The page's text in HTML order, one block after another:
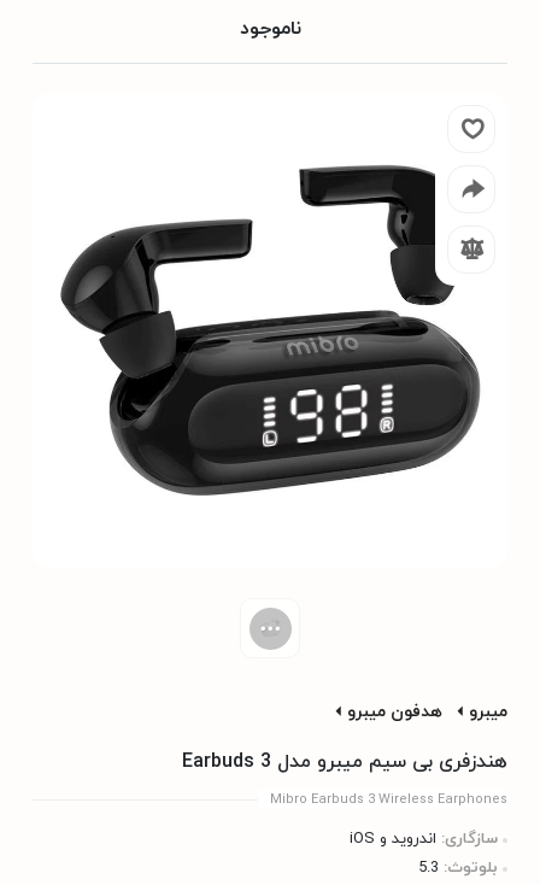
ناموجود
میبرو هدفون میبرو
هندزفری بی سیم میبرو مدل Earbuds 3
Mibro Earbuds 3 Wireless Earphones
سازگاری: اندروید و iOS
بلوتوث: 5.3